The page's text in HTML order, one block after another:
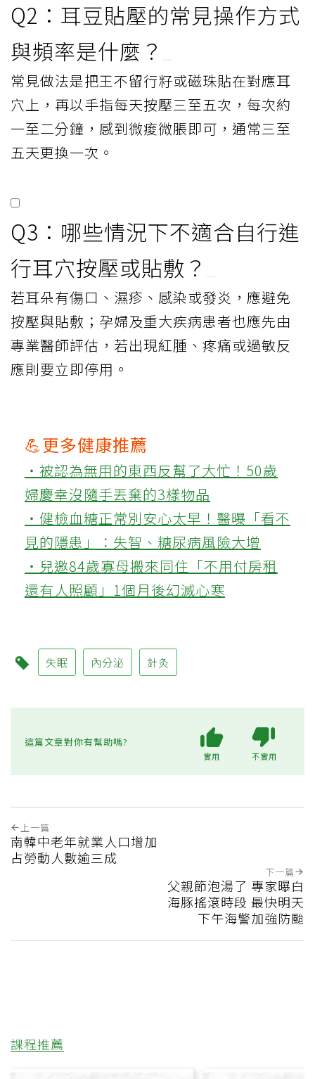
Q2：耳豆貼壓的常見操作方式
與頻率是什麼？
常見做法是把王不留行籽或磁珠貼在對應耳
穴上，再以手指每天按壓三至五次，每次約
一至二分鐘，感到微痠微脹即可，通常三至
五天更換一次。
Q3：哪些情況下不適合自行進
行耳穴按壓或貼敷？
若耳朵有傷口、濕疹、感染或發炎，應避免
按壓與貼敷；孕婦及重大疾病患者也應先由
專業醫師評估，若出現紅腫、疼痛或過敏反
應則要立即停用。
💪更多健康推薦
‧被認為無用的東西反幫了大忙！50歲
婦慶幸沒隨手丟棄的3樣物品
‧健檢血糖正常別安心太早！醫曝「看不
見的隱患」：失智、糖尿病風險大增
‧兒邀84歲寡母搬來同住「不用付房租
還有人照顧」1個月後幻滅心寒
失眠 內分泌 針灸
這篇文章對你有幫助嗎?
實用 不實用
上一篇
南韓中老年就業人口增加
占勞動人數逾三成
下一篇
父親節泡湯了 專家曝白
海豚搖滾時段 最快明天
下午海警加強防颱
課程推薦